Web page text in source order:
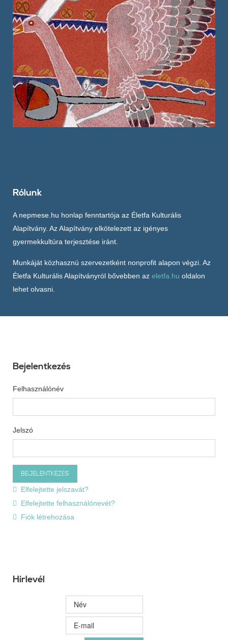
Rólunk
A nepmese.hu honlap fenntartója az Életfa Kulturális
Alapítvány. Az Alapítvány elkötelezett az igényes
gyermekkultúra terjesztése iránt.
Munkáját közhasznú szervezetként nonprofit alapon végzi. Az
Életfa Kulturális Alapítványról bővebben az eletfa.hu oldalon
lehet olvasni.
Bejelentkezés
Felhasználónév
Jelszó
Elfelejtette jelszavát?
Elfelejtette felhasználónevét?
Fiók létrehozása
Hírlevél